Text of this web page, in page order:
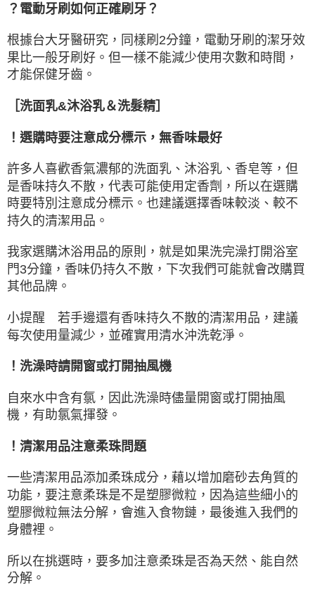
？電動牙刷如何正確刷牙？
根據台大牙醫研究，同樣刷2分鐘，電動牙刷的潔牙效
果比一般牙刷好。但一樣不能減少使用次數和時間，
才能保健牙齒。
［洗面乳&沐浴乳＆洗髮精］
！選購時要注意成分標示，無香味最好
許多人喜歡香氣濃郁的洗面乳、沐浴乳、香皂等，但
是香味持久不散，代表可能使用定香劑，所以在選購
時要特別注意成分標示。也建議選擇香味較淡、較不
持久的清潔用品。
我家選購沐浴用品的原則，就是如果洗完澡打開浴室
門3分鐘，香味仍持久不散，下次我們可能就會改購買
其他品牌。
小提醒 若手邊還有香味持久不散的清潔用品，建議
每次使用量減少，並確實用清水沖洗乾淨。
！洗澡時請開窗或打開抽風機
自來水中含有氯，因此洗澡時儘量開窗或打開抽風
機，有助氯氣揮發。
！清潔用品注意柔珠問題
一些清潔用品添加柔珠成分，藉以增加磨砂去角質的
功能，要注意柔珠是不是塑膠微粒，因為這些細小的
塑膠微粒無法分解，會進入食物鏈，最後進入我們的
身體裡。
所以在挑選時，要多加注意柔珠是否為天然、能自然
分解。